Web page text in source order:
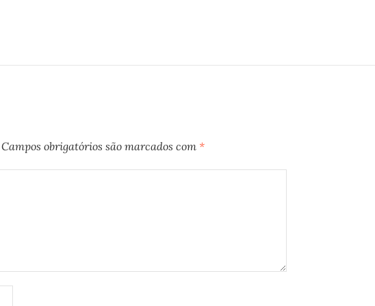
Campos obrigatórios são marcados com *